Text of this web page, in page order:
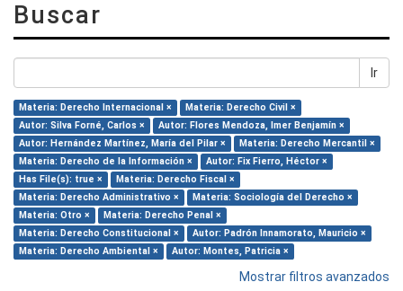
Buscar
Ir
Materia: Derecho Internacional ×
Materia: Derecho Civil ×
Autor: Silva Forné, Carlos ×
Autor: Flores Mendoza, Imer Benjamín ×
Autor: Hernández Martínez, María del Pilar ×
Materia: Derecho Mercantil ×
Materia: Derecho de la Información ×
Autor: Fix Fierro, Héctor ×
Has File(s): true ×
Materia: Derecho Fiscal ×
Materia: Derecho Administrativo ×
Materia: Sociología del Derecho ×
Materia: Otro ×
Materia: Derecho Penal ×
Materia: Derecho Constitucional ×
Autor: Padrón Innamorato, Mauricio ×
Materia: Derecho Ambiental ×
Autor: Montes, Patricia ×
Mostrar filtros avanzados